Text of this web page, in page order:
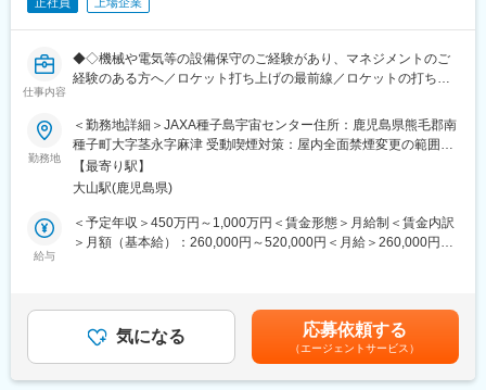
そんな中住宅業界で伝統を培ってきたヤマダ・エスバイエルホー
ムとヤマダ・ウッドハウスが2018年10月に合併し、ヤマダホーム
ズが誕生。2021年2月1日にヤマダホールディングス内のヤマダレ
オハウスが合併したことにより、年間約4000棟を販売する住宅会
社となりました。
げ仕組みづくり、テストマーケティング、エリアマーケティング
が完了しました。
＜同社の強み＞
同社はヤマダホールディングスのグループシナジーを生かしたス
ネジメントを行うエコ住宅）や、災害に強い家NEXIS（電気・飲
料水を自給自足する新発想住宅）を展開しています。近年住宅業
仕事内容
◆◇機械や電気等の設備保守のご経験があり、マネジメントのご
経験のある方へ／ロケット打ち上げの最前線／ロケットの打ち上
フレックス◆◇
■業務内容
JAXA種子島宇宙センターにおいて、ロケット打ち上げ隊
（MILSET）に所属し、ロケット設備組立グループの電気・機構推
進・計画チームの管理業務をお任せします。
入社後はOJT研修を通じて各チームの業務を習得していただきま
ご活躍いただくことを想定しています。
勤務地
＜勤務地詳細＞JAXA種子島宇宙センター住所：鹿児島県熊毛郡南
種子町大字茎永字麻津 受動喫煙対策：屋内全面禁煙変更の範囲：
会社の定める事業所（リモートワーク含む）
【最寄り駅】
大山駅(鹿児島県)
給与
＜予定年収＞450万円～1,000万円＜賃金形態＞月給制＜賃金内訳
＞月額（基本給）：260,000円～520,000円＜月給＞260,000円～
じて上下する可能性があります。月給(月額)は固定手当を含めた表
記です。気になる 応募依頼する
（エージェントサービス）